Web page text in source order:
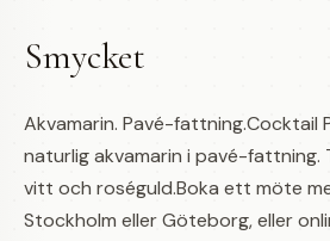
Smycket
Akvamarin. Pavé-fattning.Cocktail
naturlig akvamarin i pavé-fattning.
vitt och roséguld.Boka ett möte
Stockholm eller Göteborg, eller